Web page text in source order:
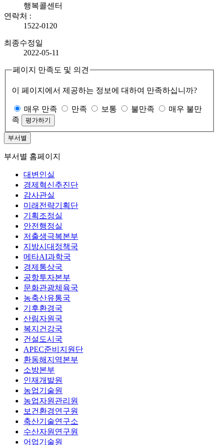
행복콜센터
연락처 :
1522-0120
최종수정일
2022-05-11
페이지 만족도 및 의견
이 페이지에서 제공하는 정보에 대하여 만족하십니까?
매우 만족 만족 보통 불만족
매우 불만
족
부서별
부서별 홈페이지
대변인실
경제혁신추진단
감사관실
미래전략기획단
기획조정실
안전행정실
저출생극복본부
지방시대정책국
메타AI과학국
경제통상국
공항투자본부
문화관광체육국
농축산유통국
기후환경국
산림자원국
복지건강국
건설도시국
APEC준비지원단
환동해지역본부
소방본부
인재개발원
농업기술원
농업자원관리원
보건환경연구원
축산기술연구소
수산자원연구원
어업기술원